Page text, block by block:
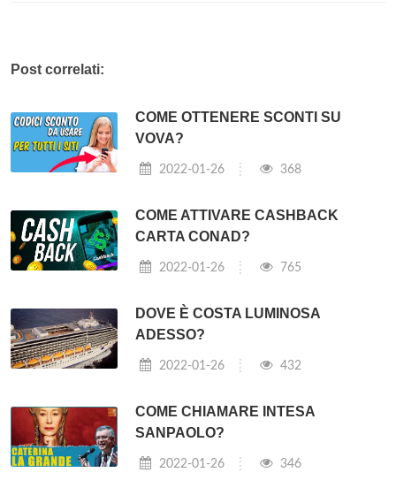
Post correlati:
COME OTTENERE SCONTI SU
VOVA?
2022-01-26 368
COME ATTIVARE CASHBACK
CARTA CONAD?
2022-01-26 765
DOVE È COSTA LUMINOSA
ADESSO?
2022-01-26 432
COME CHIAMARE INTESA
SANPAOLO?
2022-01-26 346